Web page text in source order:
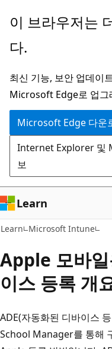
주
콘
츠
로
건
너
뛰
기
이 브라우저는
다.
최신 기능, 보안 업데이
Microsoft Edge로 업그
Microsoft Edge 다운
Internet Explorer 및
보
Learn
Learn Microsoft Intune
Apple 모바
이스 등록 개
ADE(자동화된 디바이스
School Manager를 통해